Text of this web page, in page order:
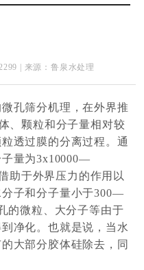
| 来源：鲁泉水处理
孔筛分机理，在外界推
、颗粒和分子量相对较
透过膜的分离过程。通
量为3x10000—
助于外界压力的作用以
子和分子量小于300—
的微粒、大分子等由于
净化。也就是说，当水
大部分胶体硅除去，同